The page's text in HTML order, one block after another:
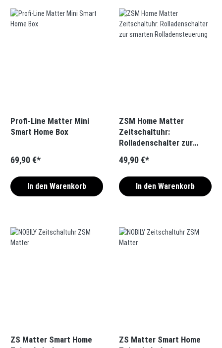
Profi-Line Matter Mini
Smart Home Box
69,90 €*
In den Warenkorb
ZSM Home Matter
Zeitschaltuhr:
Rolladenschalter zur
Rolladensteuerung
49,90 €*
In den Warenkorb
ZS Matter Smart Home
ZS Matter Smart Home